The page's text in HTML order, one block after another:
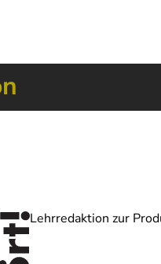
Lehrredaktion zur